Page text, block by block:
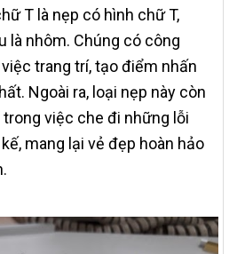
T là nẹp có hình chữ T,
là nhôm. Chúng có công
trang trí, tạo điểm nhấn
Ngoài ra, loại nẹp này còn
việc che đi những lỗi
mang lại vẻ đẹp hoàn hảo